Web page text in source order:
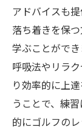
アドバイスも
落ち着きを保
学ぶことがで
呼吸法やリラ
り効率的に上
うことで、練
的にゴルフの